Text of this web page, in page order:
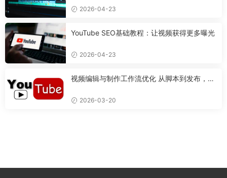
2026-04-23
YouTube SEO基础教程：让视频获得更多曝光
2026-04-23
视频编辑与制作工作流优化 从脚本到发布，打
2026-03-20